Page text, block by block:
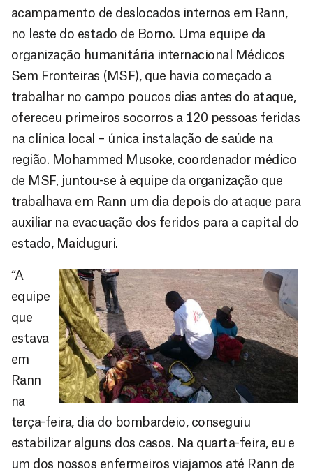
acampamento de deslocados internos em Rann,
no leste do estado de Borno. Uma equipe da
organização humanitária internacional Médicos
Sem Fronteiras (MSF), que havia começado a
trabalhar no campo poucos dias antes do ataque,
ofereceu primeiros socorros a 120 pessoas feridas
na clínica local – única instalação de saúde na
região. Mohammed Musoke, coordenador médico
de MSF, juntou-se à equipe da organização que
trabalhava em Rann um dia depois do ataque para
auxiliar na evacuação dos feridos para a capital do
estado, Maiduguri.
“A
equipe
que
estava
em
Rann
na
terça-feira, dia do bombardeio, conseguiu
estabilizar alguns dos casos. Na quarta-feira, eu e
um dos nossos enfermeiros viajamos até Rann de